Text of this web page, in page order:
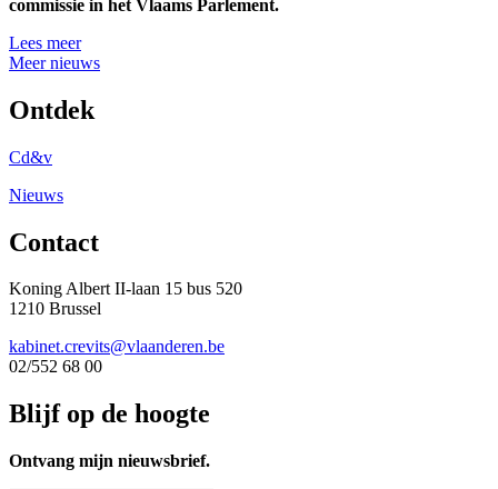
commissie in het Vlaams Parlement.
Lees meer
Meer nieuws
Ontdek
Cd&v
Nieuws
Contact
Koning Albert II-laan 15 bus 520
1210 Brussel
kabinet.crevits@vlaanderen.be
02/552 68 00
Blijf op de hoogte
Ontvang mijn nieuwsbrief.